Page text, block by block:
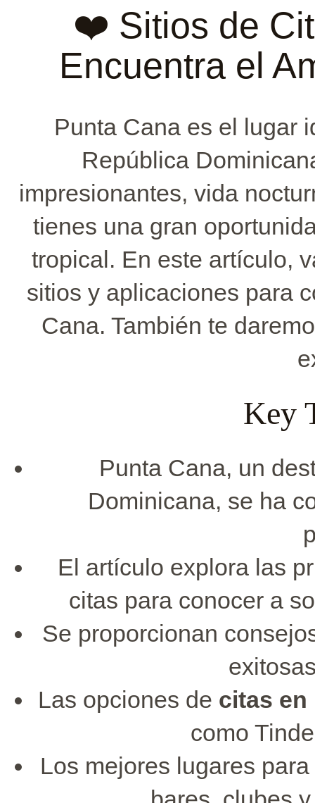
❤️ Sitios de
Encuentra el
Punta Cana es el lugar
República
impresionantes, vida
tienes una gran
tropical. En este artículo,
sitios y aplicaciones para
Cana. También te
Key
Punta Cana, un
Dominicana, se ha
El artículo explora las
citas para conocer a
Se proporcionan
Las opciones de citas en
como
Los mejores lugares